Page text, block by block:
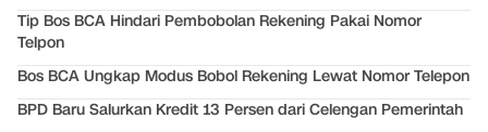
Tip Bos BCA Hindari Pembobolan Rekening Pakai Nomor
Telpon
Bos BCA Ungkap Modus Bobol Rekening Lewat Nomor Telepon
BPD Baru Salurkan Kredit 13 Persen dari Celengan Pemerintah